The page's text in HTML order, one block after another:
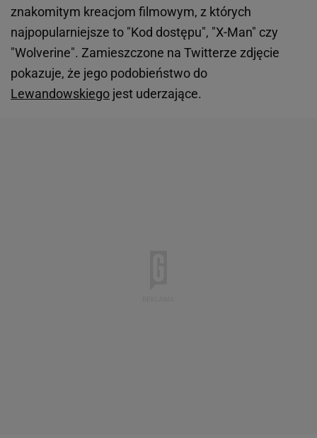
znakomitym kreacjom filmowym, z których
najpopularniejsze to "Kod dostępu", "X-Man" czy
"Wolverine". Zamieszczone na Twitterze zdjęcie
pokazuje, że jego podobieństwo do
Lewandowskiego jest uderzające.